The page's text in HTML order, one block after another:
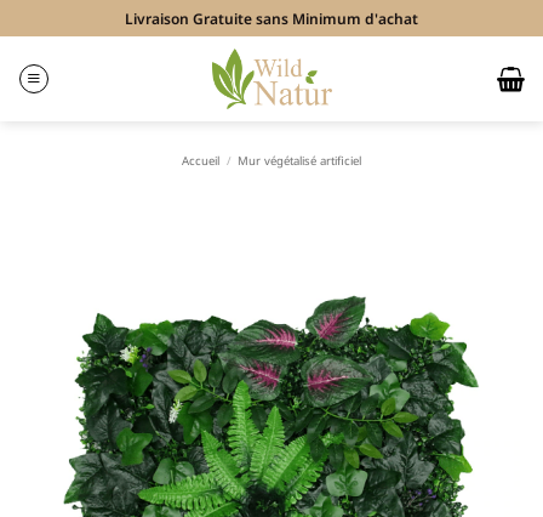
au
Livraison Gratuite sans Minimum d'achat
Accueil / Mur végétalisé artificiel